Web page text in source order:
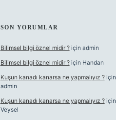
SON YORUMLAR
Bilimsel bilgi öznel midir ?için admin
Bilimsel bilgi öznel midir ?için Handan
Kuşun kanadı kanarsa ne yapmalıyız ?için
admin
Kuşun kanadı kanarsa ne yapmalıyız ?için
Veysel